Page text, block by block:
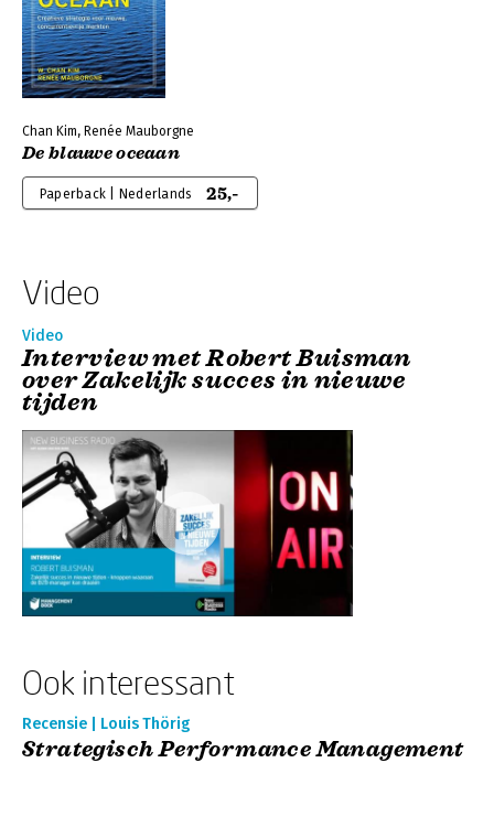
Chan Kim, Renée Mauborgne
De blauwe oceaan
Paperback | Nederlands 25,-
Video
Video
Interview met Robert Buisman
over Zakelijk succes in nieuwe
tijden
Ook interessant
Recensie | Louis Thörig
Strategisch Performance Management